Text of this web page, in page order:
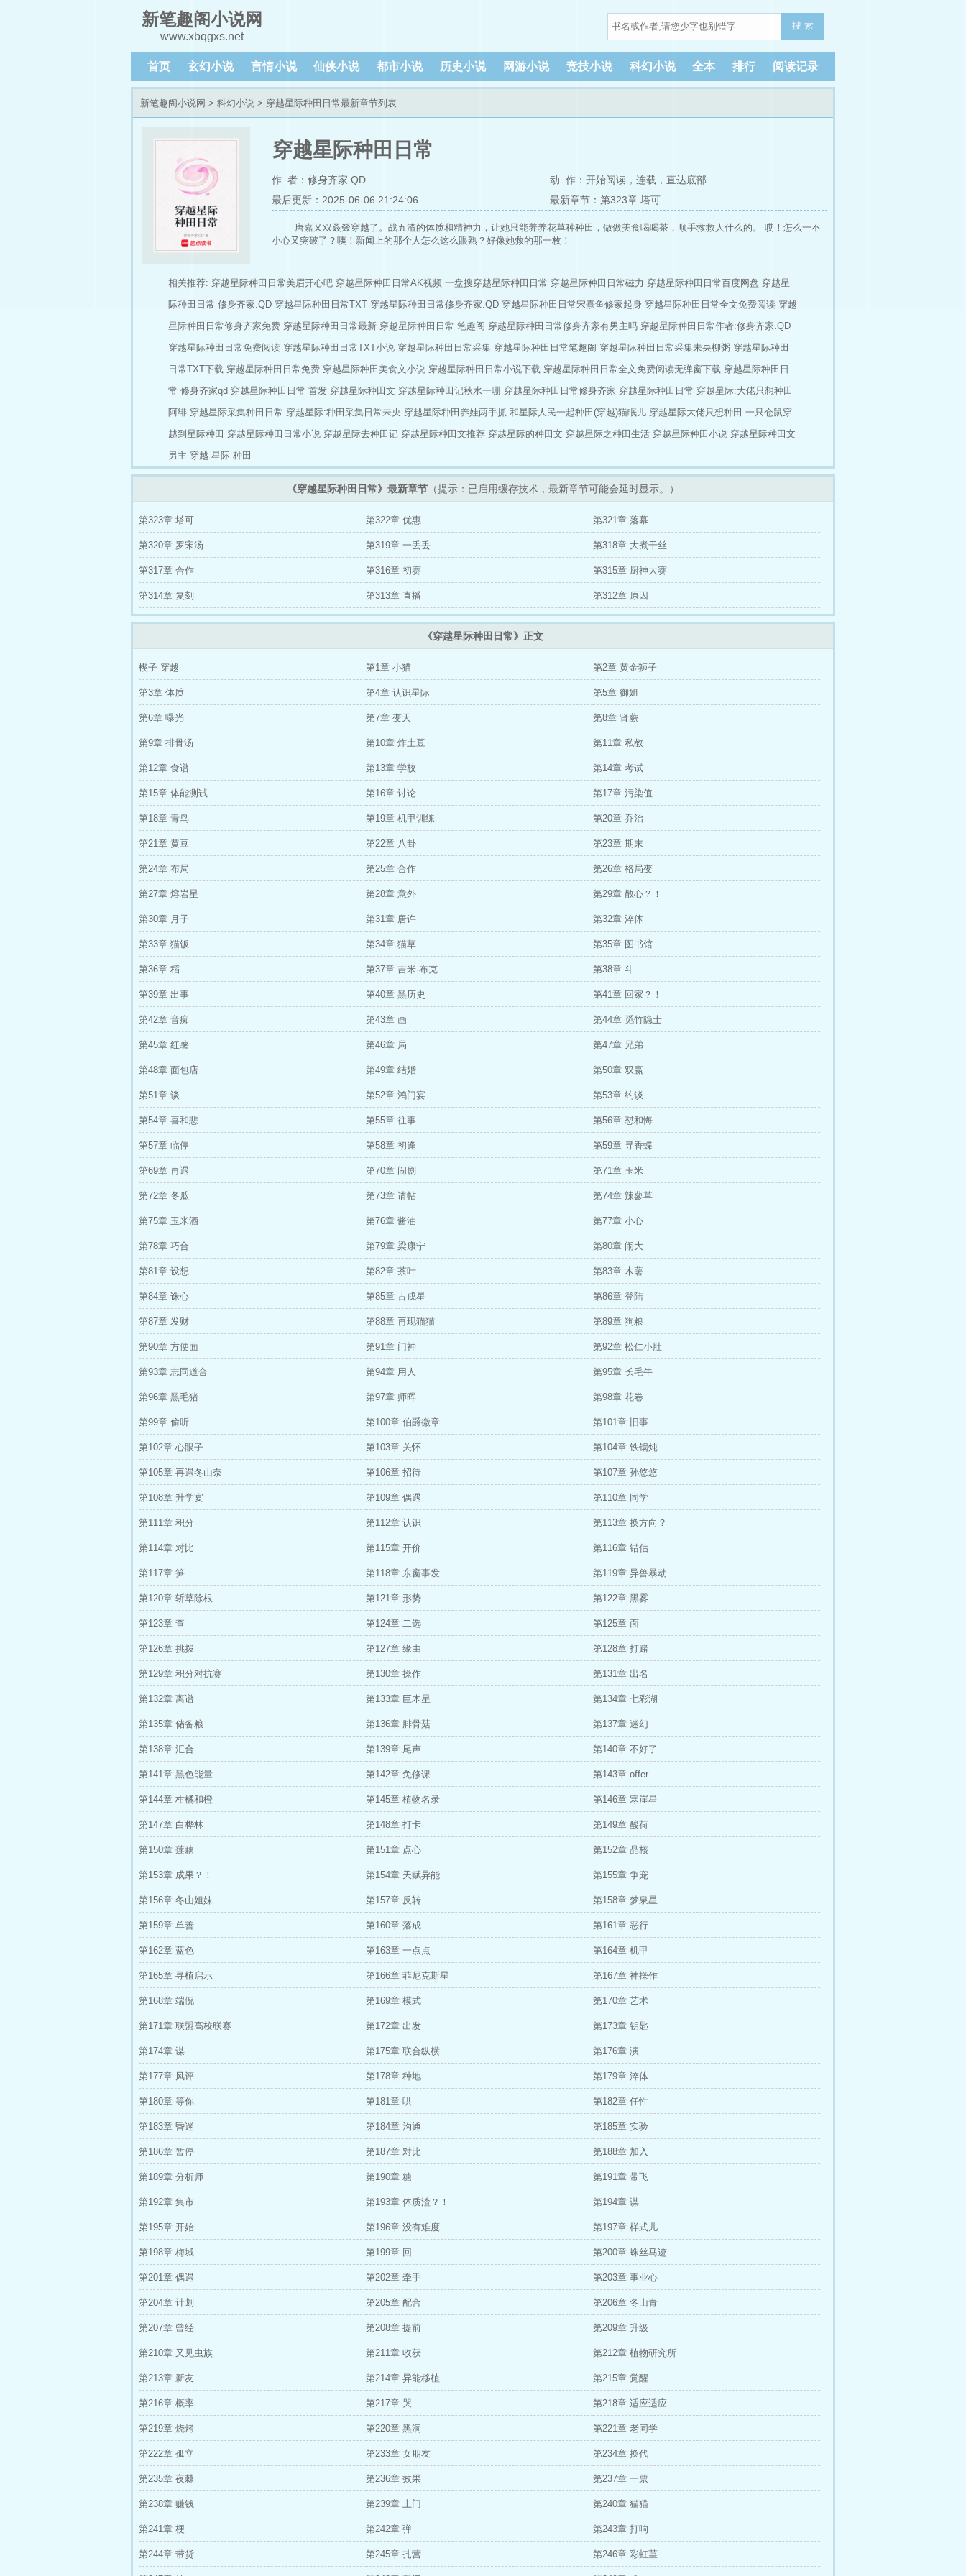
新笔趣阁小说网
www.xbqgxs.net
搜 索
首页 玄幻小说 言情小说 仙侠小说 都市小说 历史小说 网游小说 竞技小说 科幻小说 全本 排行 阅读记录
新笔趣阁小说网 > 科幻小说 > 穿越星际种田日常最新章节列表
穿越星际种田日常
作 者：修身齐家.QD 动 作： 开始阅读，连载， 直达底部
最后更新：2025-06-06 21:24:06
最新章节：第323章 塔可
唐嘉又双叒叕穿越了。战五渣的体质和精神力，让她只能养养花草种种田，做做美食喝喝茶，顺手救救人什么的。 哎！怎么一不
小心又突破了？咦！新闻上的那个人怎么这么眼熟？好像她救的那一枚！
相关推荐: 穿越星际种田日常美眉开心吧 穿越星际种田日常AK视频 一盘搜穿越星际种田日常 穿越星际种田日常磁力 穿越星际种田日常百度网盘 穿越星
际种田日常 修身齐家.QD 穿越星际种田日常TXT 穿越星际种田日常修身齐家.QD 穿越星际种田日常宋熹鱼修家起身 穿越星际种田日常全文免费阅读 穿越
星际种田日常修身齐家免费 穿越星际种田日常最新 穿越星际种田日常 笔趣阁 穿越星际种田日常修身齐家有男主吗 穿越星际种田日常作者:修身齐家.QD
穿越星际种田日常免费阅读 穿越星际种田日常TXT小说 穿越星际种田日常采集 穿越星际种田日常笔趣阁 穿越星际种田日常采集未央柳粥 穿越星际种田
日常TXT下载 穿越星际种田日常免费 穿越星际种田美食文小说 穿越星际种田日常小说下载 穿越星际种田日常全文免费阅读无弹窗下载 穿越星际种田日
常 修身齐家qd 穿越星际种田日常 首发 穿越星际种田文 穿越星际种田记秋水一珊 穿越星际种田日常修身齐家 穿越星际种田日常 穿越星际:大佬只想种田
阿绯 穿越星际采集种田日常 穿越星际:种田采集日常未央 穿越星际种田养娃两手抓 和星际人民一起种田(穿越)猫眠儿 穿越星际大佬只想种田 一只仓鼠穿
越到星际种田 穿越星际种田日常小说 穿越星际去种田记 穿越星际种田文推荐 穿越星际的种田文 穿越星际之种田生活 穿越星际种田小说 穿越星际种田文
男主 穿越 星际 种田
《穿越星际种田日常》最新章节 （提示：已启用缓存技术，最新章节可能会延时显示。）
第323章 塔可 第322章 优惠 第321章 落幕
第320章 罗宋汤 第319章 一丢丢 第318章 大煮干丝
第317章 合作 第316章 初赛 第315章 厨神大赛
第314章 复刻 第313章 直播 第312章 原因
《穿越星际种田日常》正文
楔子 穿越 第1章 小猫 第2章 黄金狮子
第3章 体质 第4章 认识星际 第5章 御姐
第6章 曝光 第7章 变天 第8章 肾蕨
第9章 排骨汤 第10章 炸土豆 第11章 私教
第12章 食谱 第13章 学校 第14章 考试
第15章 体能测试 第16章 讨论 第17章 污染值
第18章 青鸟 第19章 机甲训练 第20章 乔治
第21章 黄豆 第22章 八卦 第23章 期末
第24章 布局 第25章 合作 第26章 格局变
第27章 熔岩星 第28章 意外 第29章 散心？！
第30章 月子 第31章 唐许 第32章 淬体
第33章 猫饭 第34章 猫草 第35章 图书馆
第36章 稻 第37章 吉米·布克 第38章 斗
第39章 出事 第40章 黑历史 第41章 回家？！
第42章 音痴 第43章 画 第44章 觅竹隐士
第45章 红薯 第46章 局 第47章 兄弟
第48章 面包店 第49章 结婚 第50章 双赢
第51章 谈 第52章 鸿门宴 第53章 约谈
第54章 喜和悲 第55章 往事 第56章 怼和悔
第57章 临停 第58章 初逢 第59章 寻香蝶
第69章 再遇 第70章 闹剧 第71章 玉米
第72章 冬瓜 第73章 请帖 第74章 辣蓼草
第75章 玉米酒 第76章 酱油 第77章 小心
第78章 巧合 第79章 梁康宁 第80章 闹大
第81章 设想 第82章 茶叶 第83章 木薯
第84章 诛心 第85章 古戍星 第86章 登陆
第87章 发财 第88章 再现猫猫 第89章 狗粮
第90章 方便面 第91章 门神 第92章 松仁小肚
第93章 志同道合 第94章 用人 第95章 长毛牛
第96章 黑毛猪 第97章 师晖 第98章 花卷
第99章 偷听 第100章 伯爵徽章 第101章 旧事
第102章 心眼子 第103章 关怀 第104章 铁锅炖
第105章 再遇冬山奈 第106章 招待 第107章 孙悠悠
第108章 升学宴 第109章 偶遇 第110章 同学
第111章 积分 第112章 认识 第113章 换方向？
第114章 对比 第115章 开价 第116章 错估
第117章 笋 第118章 东窗事发 第119章 异兽暴动
第120章 斩草除根 第121章 形势 第122章 黑雾
第123章 查 第124章 二选 第125章 面
第126章 挑拨 第127章 缘由 第128章 打赌
第129章 积分对抗赛 第130章 操作 第131章 出名
第132章 离谱 第133章 巨木星 第134章 七彩湖
第135章 储备粮 第136章 腓骨菇 第137章 迷幻
第138章 汇合 第139章 尾声 第140章 不好了
第141章 黑色能量 第142章 免修课 第143章 offer
第144章 柑橘和橙 第145章 植物名录 第146章 寒崖星
第147章 白桦林 第148章 打卡 第149章 酸荷
第150章 莲藕 第151章 点心 第152章 晶核
第153章 成果？！ 第154章 天赋异能 第155章 争宠
第156章 冬山姐妹 第157章 反转 第158章 梦泉星
第159章 单善 第160章 落成 第161章 恶行
第162章 蓝色 第163章 一点点 第164章 机甲
第165章 寻植启示 第166章 菲尼克斯星 第167章 神操作
第168章 端倪 第169章 模式 第170章 艺术
第171章 联盟高校联赛 第172章 出发 第173章 钥匙
第174章 谋 第175章 联合纵横 第176章 演
第177章 风评 第178章 种地 第179章 淬体
第180章 等你 第181章 哄 第182章 任性
第183章 昏迷 第184章 沟通 第185章 实验
第186章 暂停 第187章 对比 第188章 加入
第189章 分析师 第190章 糖 第191章 带飞
第192章 集市 第193章 体质渣？！ 第194章 谋
第195章 开始 第196章 没有难度 第197章 样式儿
第198章 梅城 第199章 回 第200章 蛛丝马迹
第201章 偶遇 第202章 牵手 第203章 事业心
第204章 计划 第205章 配合 第206章 冬山青
第207章 曾经 第208章 提前 第209章 升级
第210章 又见虫族 第211章 收获 第212章 植物研究所
第213章 新友 第214章 异能移植 第215章 觉醒
第216章 概率 第217章 哭 第218章 适应适应
第219章 烧烤 第220章 黑洞 第221章 老同学
第222章 孤立 第233章 女朋友 第234章 换代
第235章 夜棘 第236章 效果 第237章 一票
第238章 赚钱 第239章 上门 第240章 猫猫
第241章 梗 第242章 弹 第243章 打响
第244章 带货 第245章 扎营 第246章 彩虹堇